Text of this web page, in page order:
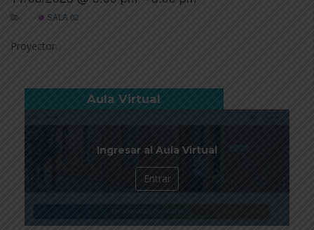
SALA 02
Proyector.
Aula Virtual
Ingresar al Aula Virtual
Entrar